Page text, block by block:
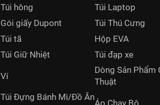
Túi hông
Túi Laptop
Gói giấy Dupont
Túi Thú Cưng
Túi tã
Hộp EVA
Túi Giữ Nhiệt
Túi đạp xe
Ví
Dòng Sản Phẩm
Thuật
Túi Đựng Bánh Mì/Đồ Ăn
Áo Chạy Bộ